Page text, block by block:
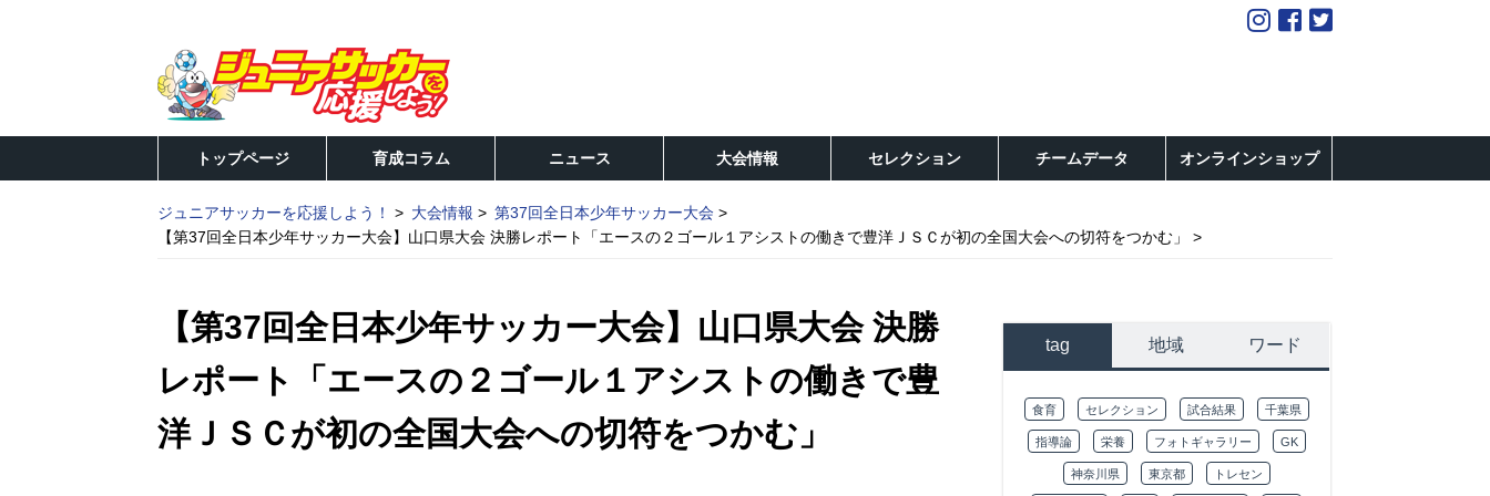
トップページ 育成コラム ニュース 大会情報 セレクション チームデータ オンラインショップ
ジュニアサッカーを応援しよう！ 大会情報
第37回全日本少年サッカー大会
【第37回全日本少年サッカー大会】山口県大会 決勝レポート「エースの２ゴール１アシストの働きで豊洋ＪＳＣが初の全国大会への切符をつかむ」
【第37回全日本少年サッカー大会】山口県大会 決勝
レポート「エースの２ゴール１アシストの働きで豊
洋ＪＳＣが初の全国大会への切符をつかむ」
tag 地域 ワード
食育 セレクション 試合結果 千葉県
指導論 栄養 フォトギャラリー GK
神奈川県 東京都 トレセン